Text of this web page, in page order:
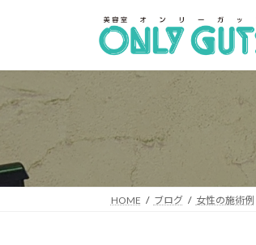
ン
へ
ッ
プ
ー
ョ
移
動
HOME ブログ 女性の施術例